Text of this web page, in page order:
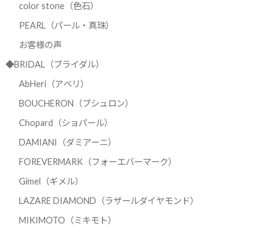
color stone（色石）
PEARL（パール・真珠）
お客様の声
◆BRIDAL（ブライダル）
AbHeri（アベリ）
BOUCHERON（ブシュロン）
Chopard（ショパール）
DAMIANI（ダミアーニ）
FOREVERMARK（フォーエバーマーク）
Gimel（ギメル）
LAZARE DIAMOND（ラザールダイヤモンド）
MIKIMOTO（ミキモト）